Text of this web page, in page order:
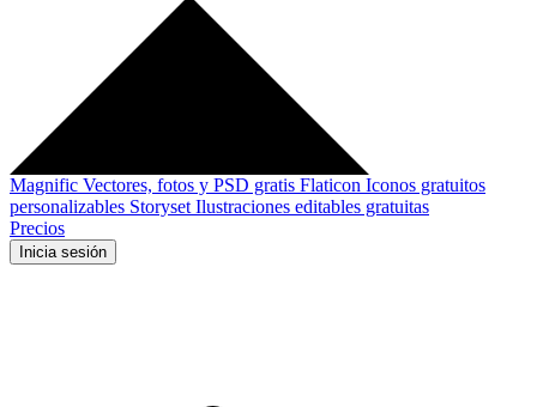
Magnific Vectores, fotos y PSD gratis Flaticon Iconos gratuitos
personalizables Storyset Ilustraciones editables gratuitas
Precios
Inicia sesión